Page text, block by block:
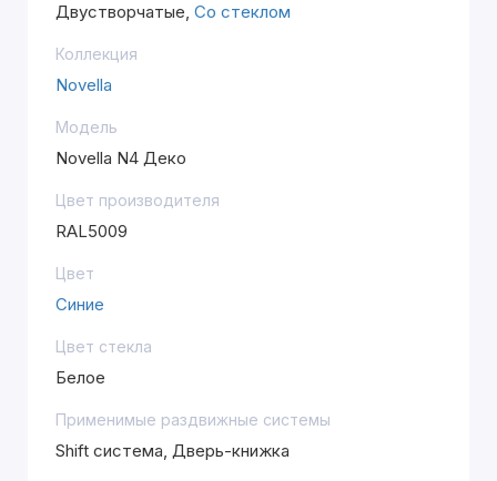
Двустворчатые, Со стеклом
Коллекция
Novella
Модель
Novella N4 Деко
Цвет производителя
RAL5009
Цвет
Синие
Цвет стекла
Белое
Применимые раздвижные системы
Shift система, Дверь-книжка